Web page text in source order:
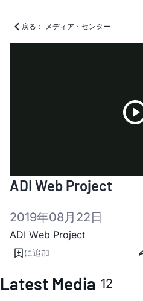
戻る： メディア・センター
ADI Web Project
2019年08月22日
ADI Web Project
に追加
Latest Media 12